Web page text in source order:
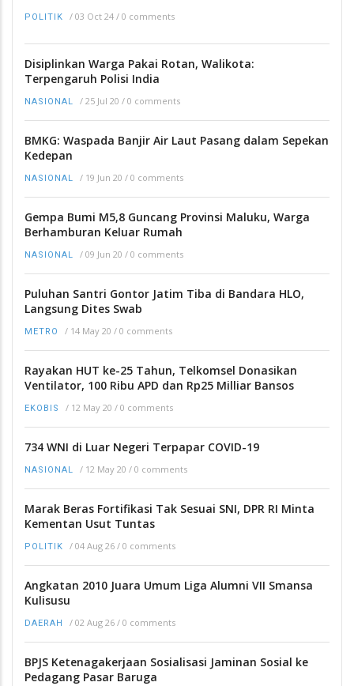
POLITIK / 03 Oct 24 / 0 comments
Disiplinkan Warga Pakai Rotan, Walikota:
Terpengaruh Polisi India
NASIONAL / 25 Jul 20 / 0 comments
BMKG: Waspada Banjir Air Laut Pasang dalam Sepekan
Kedepan
NASIONAL / 19 Jun 20 / 0 comments
Gempa Bumi M5,8 Guncang Provinsi Maluku, Warga
Berhamburan Keluar Rumah
NASIONAL / 09 Jun 20 / 0 comments
Puluhan Santri Gontor Jatim Tiba di Bandara HLO,
Langsung Dites Swab
METRO / 14 May 20 / 0 comments
Rayakan HUT ke-25 Tahun, Telkomsel Donasikan
Ventilator, 100 Ribu APD dan Rp25 Milliar Bansos
EKOBIS / 12 May 20 / 0 comments
734 WNI di Luar Negeri Terpapar COVID-19
NASIONAL / 12 May 20 / 0 comments
Marak Beras Fortifikasi Tak Sesuai SNI, DPR RI Minta
Kementan Usut Tuntas
POLITIK / 04 Aug 26 / 0 comments
Angkatan 2010 Juara Umum Liga Alumni VII Smansa
Kulisusu
DAERAH / 02 Aug 26 / 0 comments
BPJS Ketenagakerjaan Sosialisasi Jaminan Sosial ke
Pedagang Pasar Baruga